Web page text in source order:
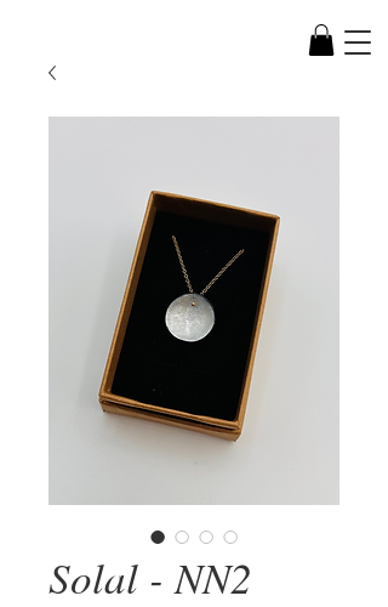
Solal - NN2